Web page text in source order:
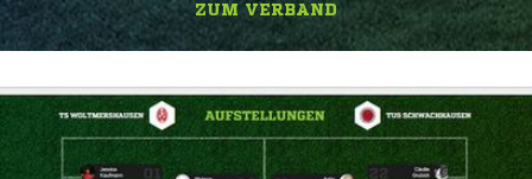
ZUM VERBAND